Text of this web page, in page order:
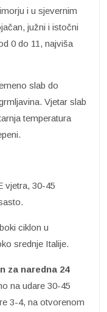
i u sjevernim
južni i istočni
0 do 11, najviša
slab do
Vjetar slab
temperatura
vjetra, 30-45
ciklon u
srednje Italije.
za naredna 24
na udare 30-45
3-4, na otvorenom